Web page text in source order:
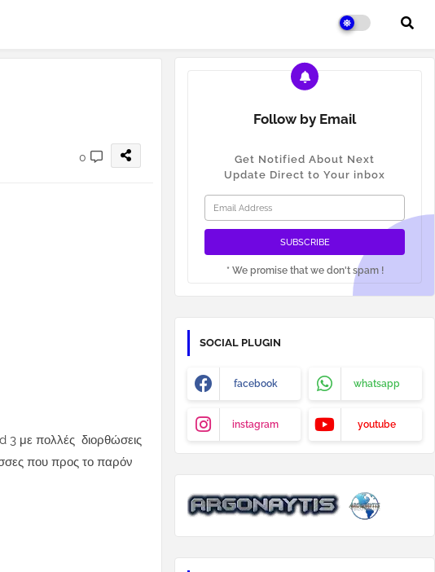
0
3 με πολλές διορθώσεις
που προς το παρόν
Follow by Email
Get Notified About Next
Update Direct to Your inbox
* We promise that we don't spam !
SOCIAL PLUGIN
facebook whatsapp
instagram youtube